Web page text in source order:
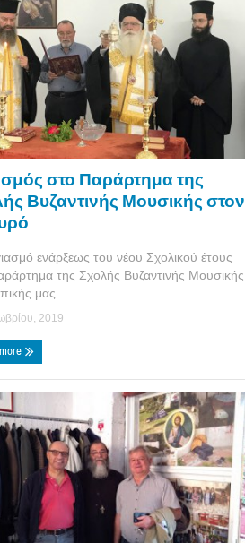
στο Παράρτημα της
Βυζαντινής Μουσικής στον
ενάρξεως του νέου Σχολικού έτους
της Σχολής Βυζαντινής Μουσικής
μας ...
2019